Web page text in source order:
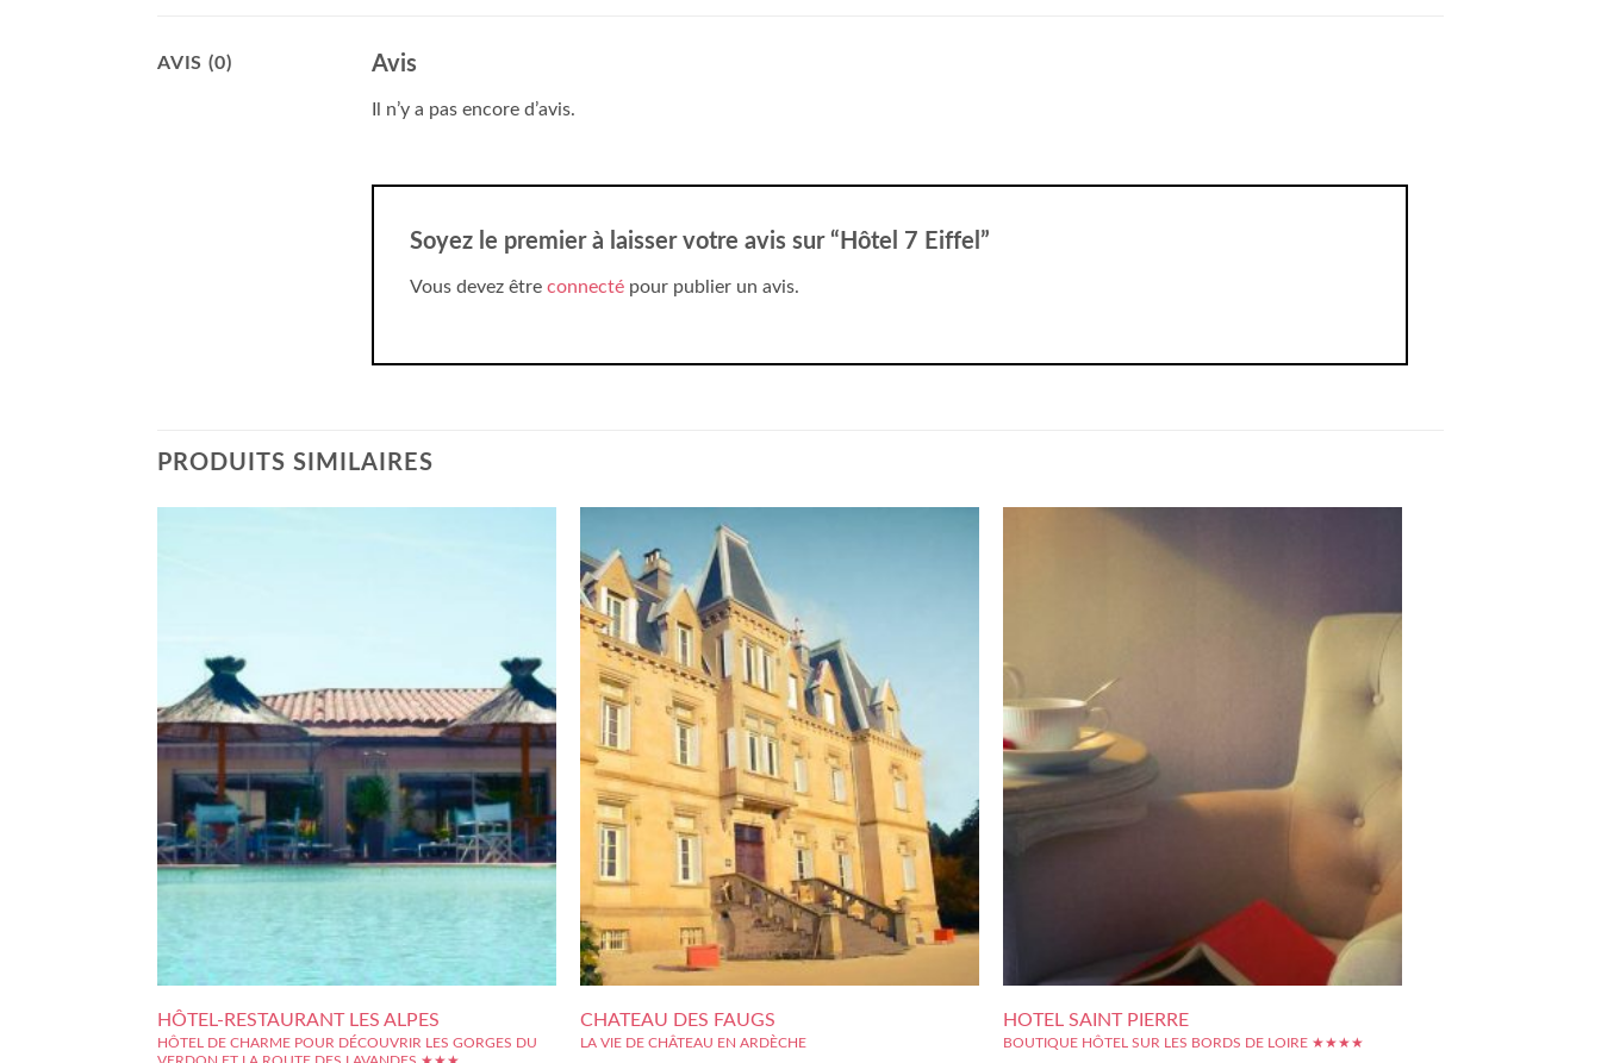
AVIS (0) Avis
Il n’y a pas encore d’avis.
Soyez le premier à laisser votre avis sur “Hôtel 7 Eiffel”
Vous devez être connecté pour publier un avis.
PRODUITS SIMILAIRES
HÔTEL-RESTAURANT LES ALPES
HÔTEL DE CHARME POUR DÉCOUVRIR LES GORGES DU
CHATEAU DES FAUGS
LA VIE DE CHÂTEAU EN ARDÈCHE
HOTEL SAINT PIERRE
BOUTIQUE HÔTEL SUR LES BORDS DE LOIRE ★★★★